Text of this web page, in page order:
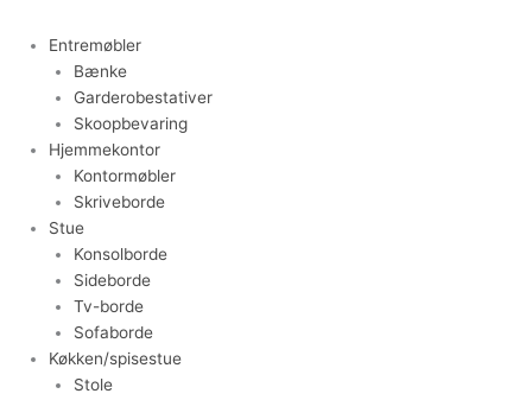
Entremøbler
Bænke
Garderobestativer
Skoopbevaring
Hjemmekontor
Kontormøbler
Skriveborde
Stue
Konsolborde
Sideborde
Tv-borde
Sofaborde
Køkken/spisestue
Stole